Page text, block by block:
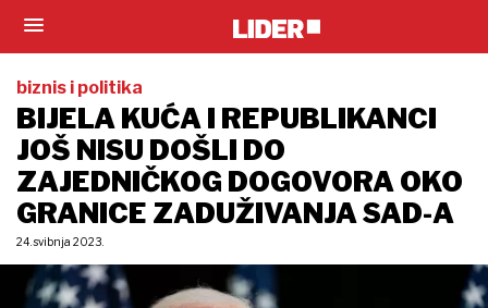
biznis i politika
BIJELA KUĆA I REPUBLIKANCI
JOŠ NISU DOŠLI DO
ZAJEDNIČKOG DOGOVORA OKO
GRANICE ZADUŽIVANJA SAD-A
24. svibnja 2023.